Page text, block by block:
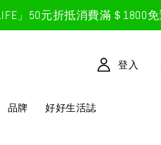
50元折抵消費滿＄1800免運費
品牌 好好生活誌
登入